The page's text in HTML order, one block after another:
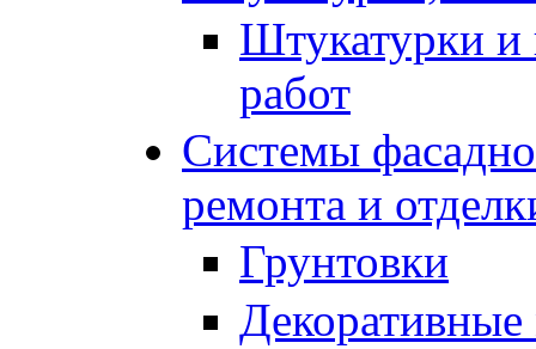
Штукатурки и
работ
Системы
ремонта и
Грунтовки